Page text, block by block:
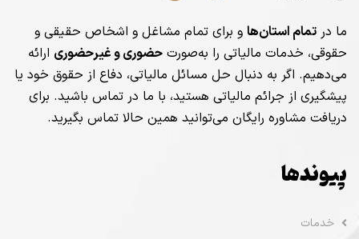
ما در تمام استان‌ها و برای تمام مشاغل و اشخاص حقیقی و
حقوقی، خدمات مالیاتی را به‌صورت حضوری و غیرحضوری ارائه
می‌دهیم. اگر به دنبال حل مسائل مالیاتی، دفاع از حقوق خود یا
پیشگیری از جرائم مالیاتی هستید، با ما در تماس باشید. برای
دریافت مشاوره رایگان می‌توانید همین حالا تماس بگیرید.
پیوندها
خدمات